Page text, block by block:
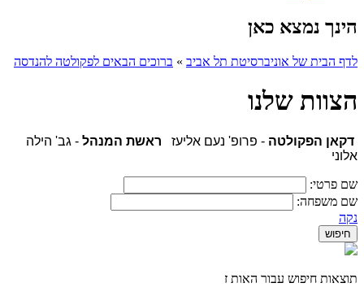
הינך נמצא כאן
לדף הבית של אוניברסיטת תל אביב » ברוכים הבאים לפקולטה להנדסה
הצוות שלנו
דקאן הפקולטה - פרופ' נעם אליעז ראשת המנהל - גב' הילה
אלוני
שם פרטי:
שם משפחה:
נקה
תוצאות חיפוש עבור האות ז